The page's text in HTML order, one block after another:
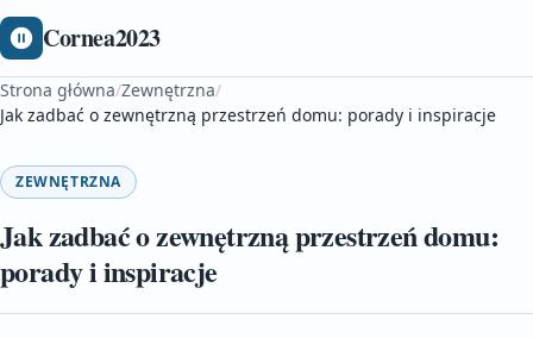
Cornea2023
Strona główna/Zewnętrzna/
Jak zadbać o zewnętrzną przestrzeń domu: porady i inspiracje
ZEWNĘTRZNA
Jak zadbać o zewnętrzną przestrzeń domu:
porady i inspiracje